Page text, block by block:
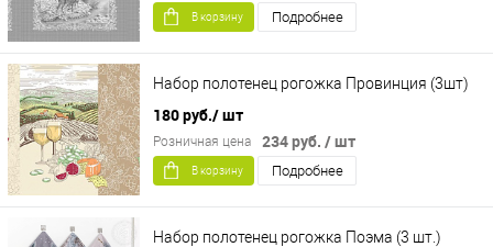
В корзину Подробнее
Набор полотенец рогожка Провинция (3шт)
180 руб./ шт
234 руб. / шт
Розничная цена
В корзину Подробнее
Набор полотенец рогожка Поэма (3 шт.)